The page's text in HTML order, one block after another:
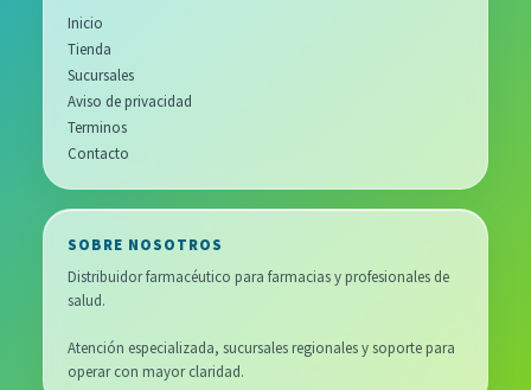
Inicio
Tienda
Sucursales
Aviso de privacidad
Terminos
Contacto
SOBRE NOSOTROS
Distribuidor farmacéutico para farmacias y profesionales de
salud.
Atención especializada, sucursales regionales y soporte para
operar con mayor claridad.